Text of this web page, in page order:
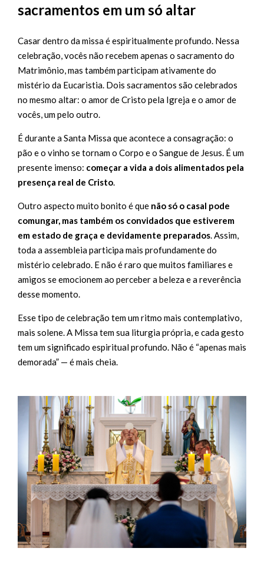
sacramentos em um só altar
Casar dentro da missa é espiritualmente profundo. Nessa
celebração, vocês não recebem apenas o sacramento do
Matrimônio, mas também participam ativamente do
mistério da Eucaristia. Dois sacramentos são celebrados
no mesmo altar: o amor de Cristo pela Igreja e o amor de
vocês, um pelo outro.
É durante a Santa Missa que acontece a consagração: o
pão e o vinho se tornam o Corpo e o Sangue de Jesus. É um
presente imenso: começar a vida a dois alimentados pela
presença real de Cristo.
Outro aspecto muito bonito é que não só o casal pode
comungar, mas também os convidados que estiverem
em estado de graça e devidamente preparados. Assim,
toda a assembleia participa mais profundamente do
mistério celebrado. E não é raro que muitos familiares e
amigos se emocionem ao perceber a beleza e a reverência
desse momento.
Esse tipo de celebração tem um ritmo mais contemplativo,
mais solene. A Missa tem sua liturgia própria, e cada gesto
tem um significado espiritual profundo. Não é “apenas mais
demorada” — é mais cheia.